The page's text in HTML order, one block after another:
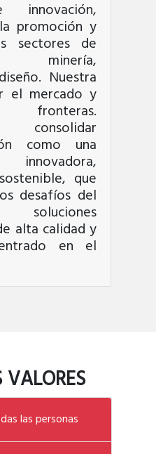
innovación,
promoción y
sectores de
minería,
Nuestra
el mercado y
fronteras.
consolidar
como una
que
desafíos del
alta calidad y
en el
VALORES
las personas